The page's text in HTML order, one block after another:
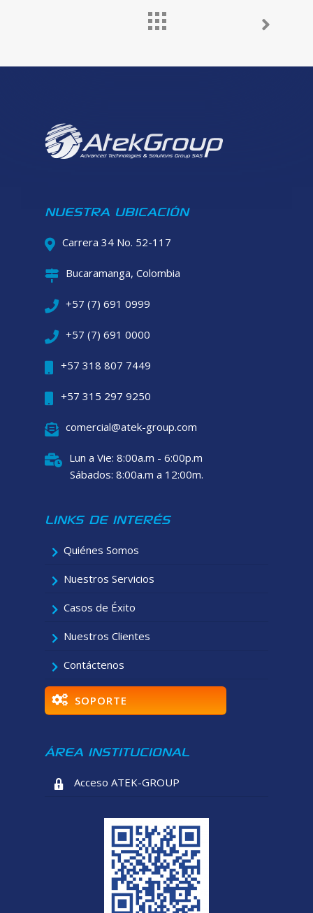
NUESTRA UBICACIÓN
Carrera 34 No. 52-117
Bucaramanga, Colombia
+57 (7) 691 0999
+57 (7) 691 0000
+57 318 807 7449
+57 315 297 9250
comercial@atek-group.com
Lun a Vie: 8:00a.m - 6:00p.m
Sábados: 8:00a.m a 12:00m.
LINKS DE INTERÉS
Quiénes Somos
Nuestros Servicios
Casos de Éxito
Nuestros Clientes
Contáctenos
SOPORTE
ÁREA INSTITUCIONAL
Acceso ATEK-GROUP